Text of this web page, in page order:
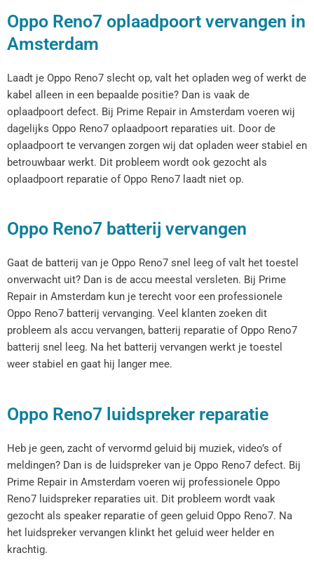
Oppo Reno7 oplaadpoort vervangen in
Amsterdam
Laadt je Oppo Reno7 slecht op, valt het opladen weg of werkt de
kabel alleen in een bepaalde positie? Dan is vaak de
oplaadpoort defect. Bij Prime Repair in Amsterdam voeren wij
dagelijks Oppo Reno7 oplaadpoort reparaties uit. Door de
oplaadpoort te vervangen zorgen wij dat opladen weer stabiel en
betrouwbaar werkt. Dit probleem wordt ook gezocht als
oplaadpoort reparatie of Oppo Reno7 laadt niet op.
Oppo Reno7 batterij vervangen
Gaat de batterij van je Oppo Reno7 snel leeg of valt het toestel
onverwacht uit? Dan is de accu meestal versleten. Bij Prime
Repair in Amsterdam kun je terecht voor een professionele
Oppo Reno7 batterij vervanging. Veel klanten zoeken dit
probleem als accu vervangen, batterij reparatie of Oppo Reno7
batterij snel leeg. Na het batterij vervangen werkt je toestel
weer stabiel en gaat hij langer mee.
Oppo Reno7 luidspreker reparatie
Heb je geen, zacht of vervormd geluid bij muziek, video’s of
meldingen? Dan is de luidspreker van je Oppo Reno7 defect. Bij
Prime Repair in Amsterdam voeren wij professionele Oppo
Reno7 luidspreker reparaties uit. Dit probleem wordt vaak
gezocht als speaker reparatie of geen geluid Oppo Reno7. Na
het luidspreker vervangen klinkt het geluid weer helder en
krachtig.